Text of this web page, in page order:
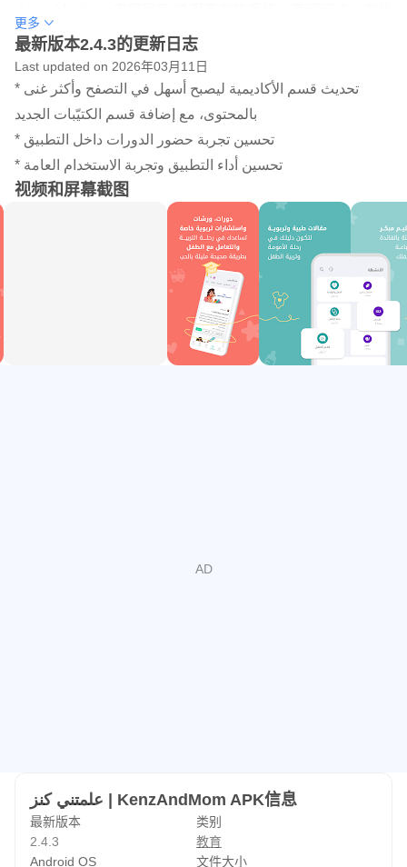
大小控制，特殊通知）
打开通知按钮，随时了解所有您和您的孩子感兴趣的新奇事
更多
最新版本2.4.3的更新日志
Last updated on 2026年03月11日
* تحديث قسم الأكاديمية ليصبح أسهل في التصفح وأكثر غنى
بالمحتوى، مع إضافة قسم الكتيّبات الجديد
* تحسين تجربة حضور الدورات داخل التطبيق
* تحسين أداء التطبيق وتجربة الاستخدام العامة
视频和屏幕截图
علمتني كنز | KenzAndMom APK信息
最新版本
2.4.3
类别
教育
Android OS
文件大小